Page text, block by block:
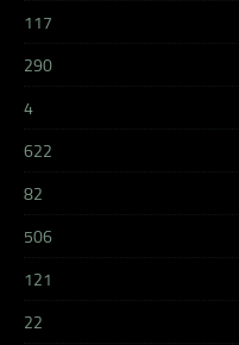
117
290
4
622
82
506
121
22